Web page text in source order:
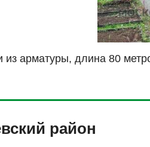
из арматуры, длина 80
район